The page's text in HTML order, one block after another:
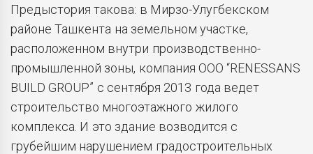
Предыстория такова: в Мирзо-Улугбекском
районе Ташкента на земельном участке,
расположенном внутри производственно-
промышленной зоны, компания ООО “RENESSANS
BUILD GROUP” с сентября 2013 года ведет
строительство многоэтажного жилого
комплекса. И это здание возводится с
грубейшим нарушением градостроительных